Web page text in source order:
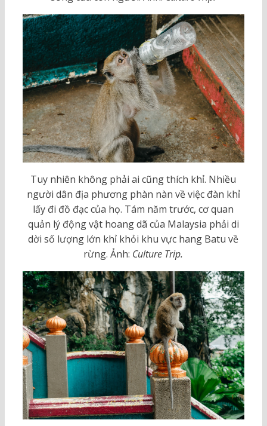
Tuy nhiên không phải ai cũng thích khỉ. Nhiều
người dân địa phương phàn nàn về việc đàn khỉ
lấy đi đồ đạc của họ. Tám năm trước, cơ quan
quản lý động vật hoang dã của Malaysia phải di
dời số lượng lớn khỉ khỏi khu vực hang Batu về
rừng. Ảnh: Culture Trip.